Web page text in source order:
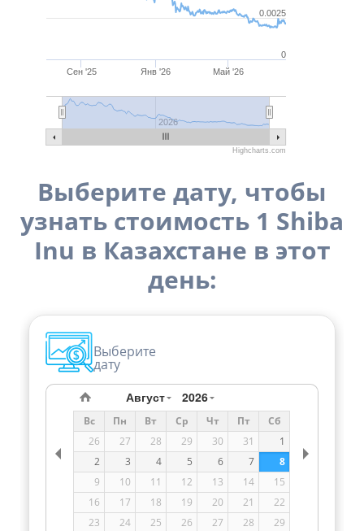
Сен '25 Янв '26 Май '26
2026
0
0.0025
Highcharts.com
Выберите дату, чтобы
узнать стоимость 1 Shiba
Inu в Казахстане в этот
день:
Выберите
дату
Август 2026
Вс Пн Вт Ср Чт Пт
Сб
26
27 28 29 30 31
1
2
3 4 5 6 7
8
9
10 11 12 13 14
15
16
17 18 19 20 21
22
23
24 25 26 27 28
29